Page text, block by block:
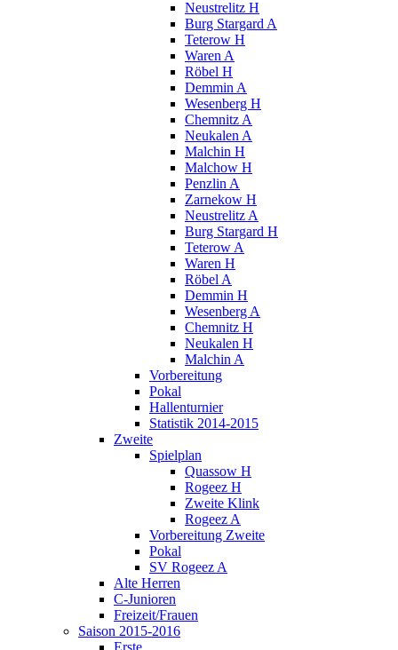
Neustrelitz H
Burg Stargard A
Teterow H
Waren A
Röbel H
Demmin A
Wesenberg H
Chemnitz A
Neukalen A
Malchin H
Malchow H
Penzlin A
Zarnekow H
Neustrelitz A
Burg Stargard H
Teterow A
Waren H
Röbel A
Demmin H
Wesenberg A
Chemnitz H
Neukalen H
Malchin A
Vorbereitung
Pokal
Hallenturnier
Statistik 2014-2015
Zweite
Spielplan
Quassow H
Rogeez H
Zweite Klink
Rogeez A
Vorbereitung Zweite
Pokal
SV Rogeez A
Alte Herren
C-Junioren
Freizeit/Frauen
Saison 2015-2016